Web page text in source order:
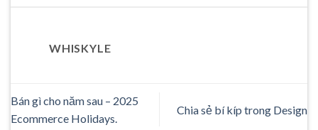
WHISKYLE
Bán gì cho năm sau – 2025
Ecommerce Holidays.
Chia sẻ bí kíp trong Design